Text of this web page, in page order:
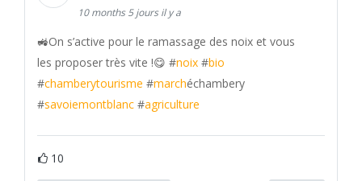
10 months 5 jours il y a
🚜On s’active pour le ramassage des noix et vous
les proposer très vite !😋 #noix #bio
#chamberytourisme #marchéchambery
#savoiemontblanc #agriculture
10